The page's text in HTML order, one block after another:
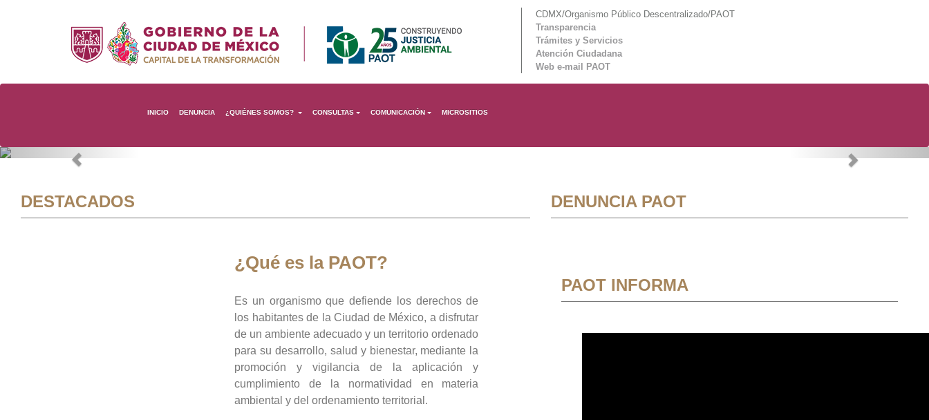
CDMX/Organismo Público Descentralizado/PAOT
Transparencia
Trámites y Servicios
Atención Ciudadana
Web e-mail PAOT
INICIO DENUNCIA ¿QUIÉNES SOMOS? CONSULTAS COMUNICACIÓN MICROSITIOS
Previous Next
DESTACADOS
¿Qué es la PAOT?
Es un organismo que defiende los derechos de
los habitantes de la Ciudad de México, a disfrutar
de un ambiente adecuado y un territorio ordenado
para su desarrollo, salud y bienestar, mediante la
promoción y vigilancia de la aplicación y
cumplimiento de la normatividad en materia
ambiental y del ordenamiento territorial.
DENUNCIA PAOT
PAOT INFORMA